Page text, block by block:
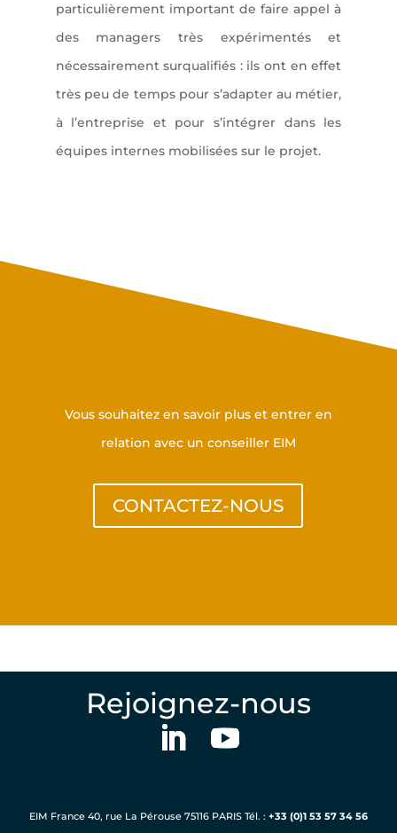
particulièrement important de faire appel à
des managers très expérimentés et
nécessairement surqualifiés : ils ont en effet
très peu de temps pour s’adapter au métier,
à l’entreprise et pour s’intégrer dans les
équipes internes mobilisées sur le projet.
Prenez contact avec nous
Vous souhaitez en savoir plus et entrer en
relation avec un conseiller EIM
CONTACTEZ-NOUS
Rejoignez-nous
EIM France 40, rue La Pérouse 75116 PARIS Tél. : +33 (0)1 53 57 34 56